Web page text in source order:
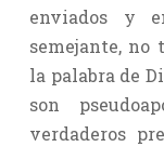
enviados y
semejante, no
la palabra de
son
verdaderos